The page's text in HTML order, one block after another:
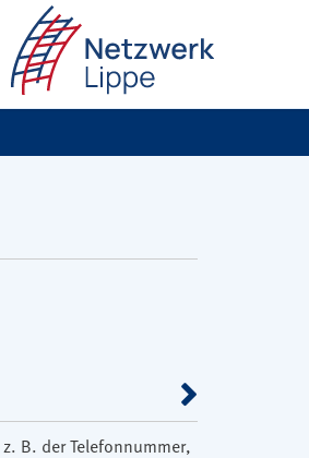
B. der Telefonnummer,